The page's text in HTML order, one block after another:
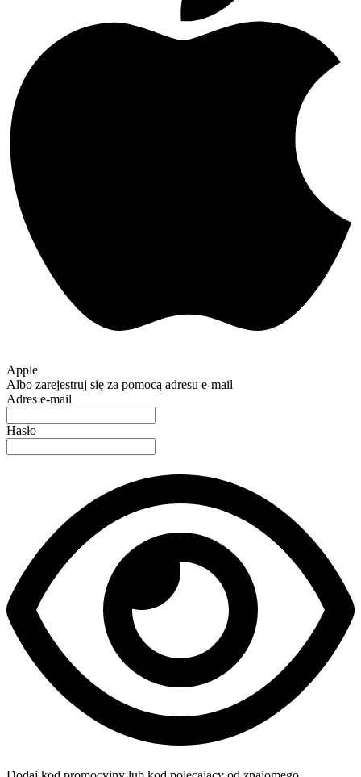
Apple
Albo zarejestruj się za pomocą adresu e-mail
Adres e-mail
Hasło